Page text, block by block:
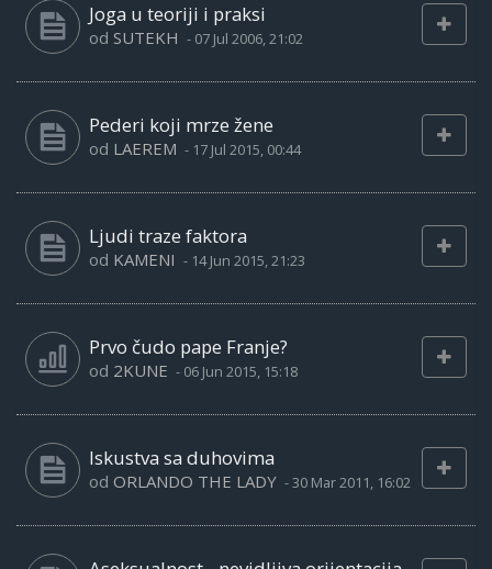
Joga u teoriji i praksi
od SUTEKH - 07 Jul 2006, 21:02
Pederi koji mrze žene
od LAEREM - 17 Jul 2015, 00:44
Ljudi traze faktora
od KAMENI - 14 Jun 2015, 21:23
Prvo čudo pape Franje?
od 2KUNE - 06 Jun 2015, 15:18
Iskustva sa duhovima
od ORLANDO THE LADY -30 Mar 2011, 16:02